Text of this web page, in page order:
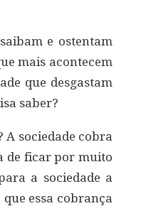
e ostentam
mais acontecem
que desgastam
saber?
A sociedade cobra
de ficar por muito
a sociedade a
essa cobrança